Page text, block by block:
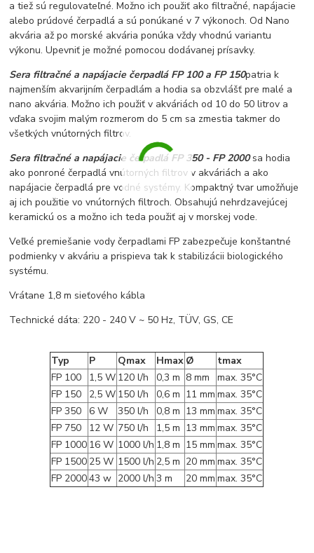
a tiež sú regulovateľné. Možno ich použiť ako filtračné, napájacie
alebo prúdové čerpadlá a sú ponúkané v 7 výkonoch. Od Nano
akvária až po morské akvária ponúka vždy vhodnú variantu
výkonu. Upevniť je možné pomocou dodávanej prísavky.
Sera filtračné a napájacie čerpadlá FP 100 a FP 150patria k
najmenším akvarijním čerpadlám a hodia sa obzvlášť pre malé a
nano akvária. Možno ich použiť v akváriách od 10 do 50 litrov a
vďaka svojim malým rozmerom do 5 cm sa zmestia takmer do
všetkých vnútorných filtrov.
Sera filtračné a napájacie čerpadlá FP 350 - FP 2000sa hodia
ako ponroné čerpadlá vnútorných filtrov v akváriách a ako
napájacie čerpadlá pre vodné systémy. Kompaktný tvar umožňuje
aj ich použitie vo vnútorných filtroch. Obsahujú nehrdzavejúcej
keramickú os a možno ich teda použiť aj v morskej vode.
Veľké premiešanie vody čerpadlami FP zabezpečuje konštantné
podmienky v akváriu a prispieva tak k stabilizácii biologického
systému.
Vrátane 1,8 m sieťového kábla
Technické dáta: 220 - 240 V ~ 50 Hz, TÜV, GS, CE
Typ P Qmax Hmax Ø
tmax
FP 100
1,5 W 120 l/h 0,3 m 8 mm
max. 35°C
FP 150
2,5 W 150 l/h 0,6 m 11 mm max. 35°C
FP 350
6 W 350 l/h 0,8 m 13 mm max. 35°C
FP 750
12 W 750 l/h 1,5 m 13 mm max. 35°C
FP 1000 16 W 1000 l/h 1,8 m 15 mm max. 35°C
FP 1500 25 W 1500 l/h 2,5 m 20 mm max. 35°C
FP 200043 w 2000 l/h 3 m 20 mm max. 35°C